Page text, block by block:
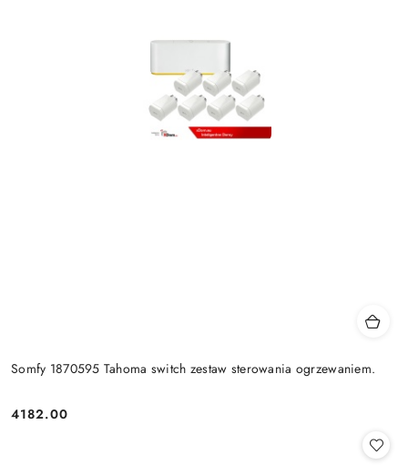
Somfy 1870595 Tahoma switch zestaw sterowania ogrzewaniem.
Cena:
4182.00